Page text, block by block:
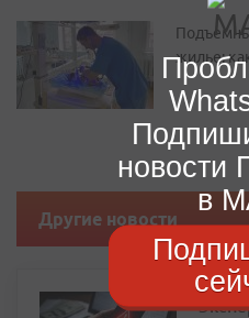
жилье:
Другие новости
новости
в